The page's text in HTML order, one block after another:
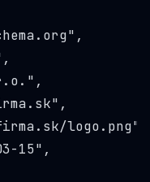
",
",
logo.png",
15",